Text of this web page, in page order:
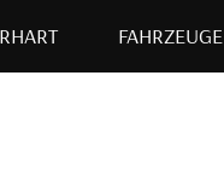
FAHRZEUGE